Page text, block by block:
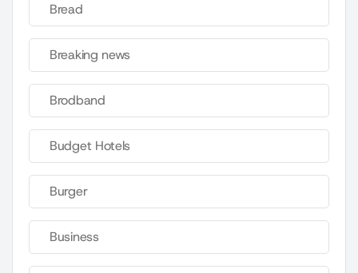
Bread
Breaking news
Brodband
Budget Hotels
Burger
Business